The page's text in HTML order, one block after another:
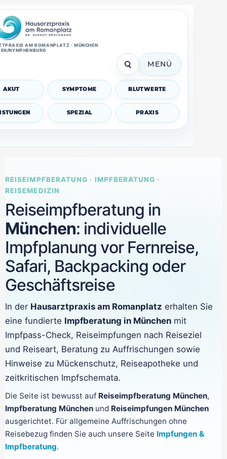
AM ROMANPLATZ · MÜNCHEN
NYMPHENBURG
AKUT SYMPTOME BLUTWERTE
SPEZIAL PRAXIS
MENÜ
REISEIMPFBERATUNG · IMPFBERATUNG ·
REISEMEDIZIN
Reiseimpfberatung in
München: individuelle
Impfplanung vor Fernreise,
Safari, Backpacking oder
Geschäftsreise
In der Hausarztpraxis am Romanplatz erhalten Sie
eine fundierte Impfberatung in München mit
Impfpass-Check, Reiseimpfungen nach Reiseziel
und Reiseart, Beratung zu Auffrischungen sowie
Hinweise zu Mückenschutz, Reiseapotheke und
zeitkritischen Impfschemata.
Die Seite ist bewusst auf Reiseimpfberatung München,
Impfberatung München und Reiseimpfungen München
ausgerichtet. Für allgemeine Auffrischungen ohne
Reisebezug finden Sie auch unsere Seite Impfungen &
Impfberatung.